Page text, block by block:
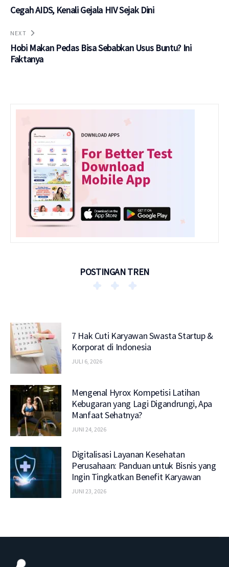
Cegah AIDS, Kenali Gejala HIV Sejak Dini
NEXT
Hobi Makan Pedas Bisa Sebabkan Usus Buntu? Ini
Faktanya
POSTINGAN TREN
7 Hak Cuti Karyawan Swasta Startup &
Korporat di Indonesia
JULI 6, 2026
Mengenal Hyrox Kompetisi Latihan
Kebugaran yang Lagi Digandrungi, Apa
Manfaat Sehatnya?
JUNI 24, 2026
Digitalisasi Layanan Kesehatan
Perusahaan: Panduan untuk Bisnis yang
Ingin Tingkatkan Benefit Karyawan
JUNI 23, 2026